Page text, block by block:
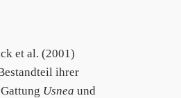
et al. (2001)
ihrer
Usnea und